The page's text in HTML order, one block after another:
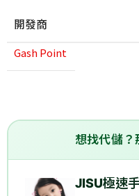
開發商
Gash Point
想找代儲？
JISU極速